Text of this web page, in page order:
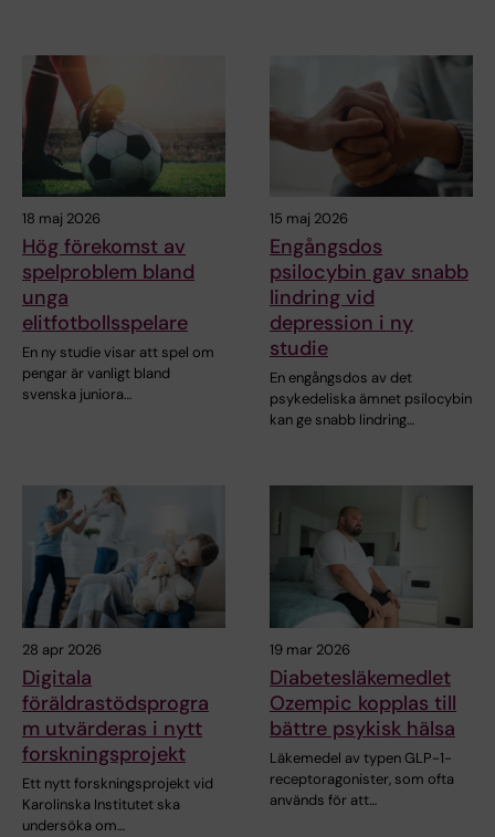
18 maj 2026
Hög förekomst av
spelproblem bland
unga
elitfotbollsspelare
En ny studie visar att spel om
pengar är vanligt bland
svenska juniora…
15 maj 2026
Engångsdos
psilocybin gav snabb
lindring vid
depression i ny
studie
En engångsdos av det
psykedeliska ämnet psilocybin
kan ge snabb lindring…
28 apr 2026
Digitala
föräldrastödsprogra
m utvärderas i nytt
forskningsprojekt
Ett nytt forskningsprojekt vid
Karolinska Institutet ska
undersöka om…
19 mar 2026
Diabetesläkemedlet
Ozempic kopplas till
bättre psykisk hälsa
Läkemedel av typen GLP-1-
receptoragonister, som ofta
används för att…